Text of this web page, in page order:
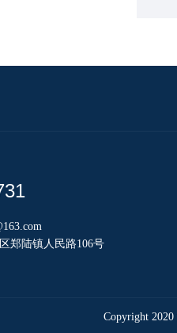
郑陆镇人民路106号
Copyright